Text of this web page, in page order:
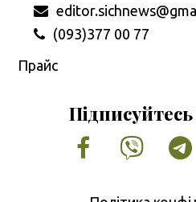
(093)377 00 77
Прайс
Facebook